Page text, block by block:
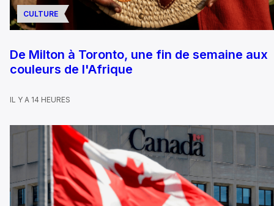
CULTURE
De Milton à Toronto, une fin de semaine aux
couleurs de l'Afrique
IL Y A 14 HEURES